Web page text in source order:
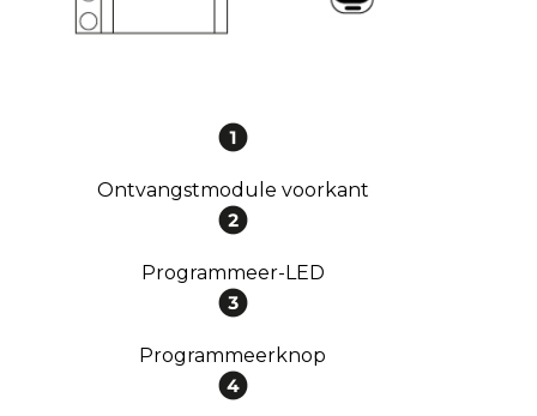
Ontvangstmodule voorkant
Programmeer-LED
Programmeerknop